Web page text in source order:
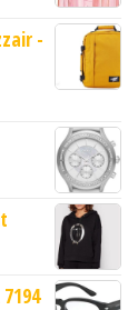
-
7194